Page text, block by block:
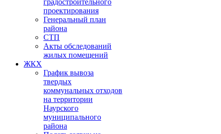
градостроительного
проектирования
Генеральный план
района
СТП
Акты обследований
жилых помещений
ЖКХ
График вывоза
твердых
коммунальных отходов
на территории
Наурского
муниципального
района